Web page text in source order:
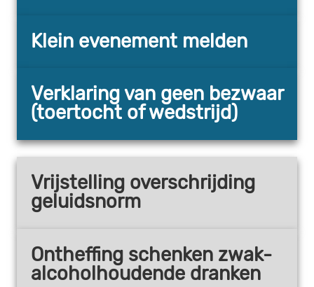
Klein evenement melden
Verklaring van geen bezwaar
(toertocht of wedstrijd)
Vrijstelling overschrijding
geluidsnorm
Ontheffing schenken zwak-
alcoholhoudende dranken